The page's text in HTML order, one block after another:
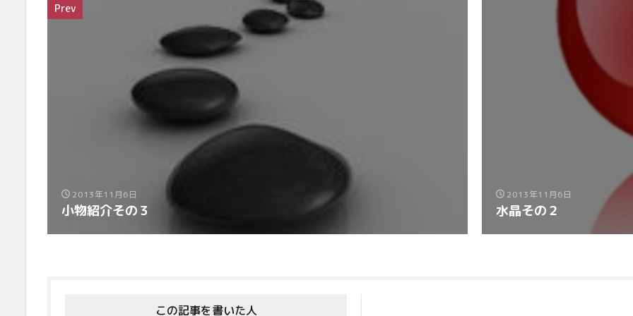
Prev
2013年11月6日
小物紹介その３
2013年11月6日
水晶その２
この記事を書いた人